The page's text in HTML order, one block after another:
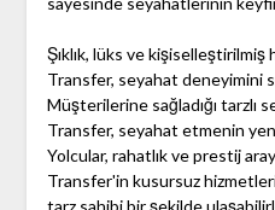
Şıklık, lüks ve kişiselleştirilmiş
Transfer, seyahat deneyimini
Müşterilerine sağladığı tarzlı
Transfer, seyahat etmenin
Yolcular, rahatlık ve prestij
Transfer'in kusursuz